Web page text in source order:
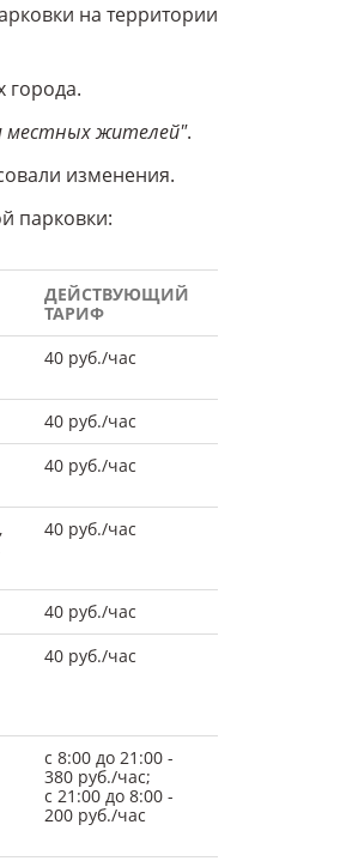
на территории
города.
местных жителей".
изменения.
парковки:
ДЕЙСТВУЮЩИЙ
ТАРИФ
40 руб./час
40 руб./час
40 руб./час
40 руб./час
40 руб./час
40 руб./час
c 8:00 до 21:00 -
380 руб./час;
с 21:00 до 8:00 -
200 руб./час